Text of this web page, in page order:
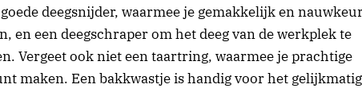
deegsnijder, waarmee je gemakkelijk en
en een deegschraper om het deeg van de werkplek te
Vergeet ook niet een taartring, waarmee je prachtige
maken. Een bakkwastje is handig voor het gelijkmatig